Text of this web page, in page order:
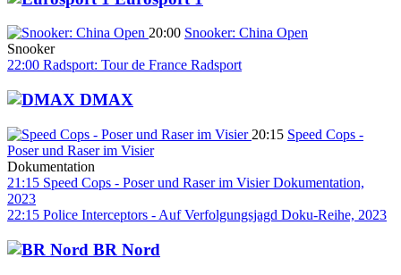
20:00 Snooker: China Open
Snooker
22:00 Radsport: Tour de France Radsport
DMAX
20:15 Speed Cops -
Poser und Raser im Visier
Dokumentation
21:15 Speed Cops - Poser und Raser im Visier Dokumentation,
2023
22:15 Police Interceptors - Auf Verfolgungsjagd Doku-Reihe, 2023
BR Nord